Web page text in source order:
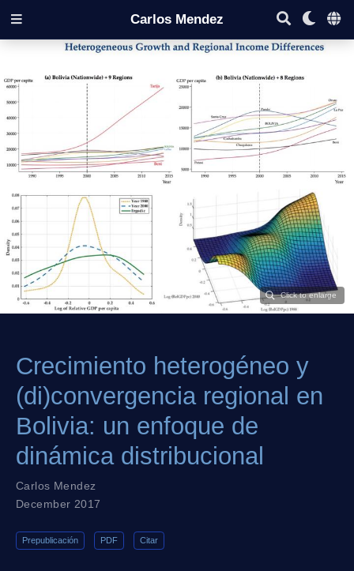
Carlos Mendez
Crecimiento heterogéneo y
(di)convergencia regional en
Bolivia: un enfoque de
dinámica distribucional
Carlos Mendez
December 2017
Prepublicación PDF Citar